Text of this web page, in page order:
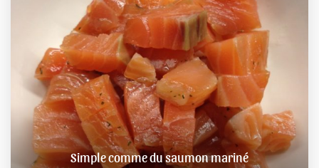
Simple comme du saumon mariné